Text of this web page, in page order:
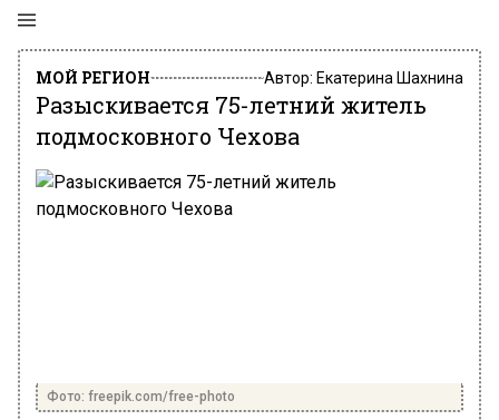
МОЙ РЕГИОН Автор: Екатерина Шахнина
Разыскивается 75-летний житель
подмосковного Чехова
Фото: freepik.com/free-photo